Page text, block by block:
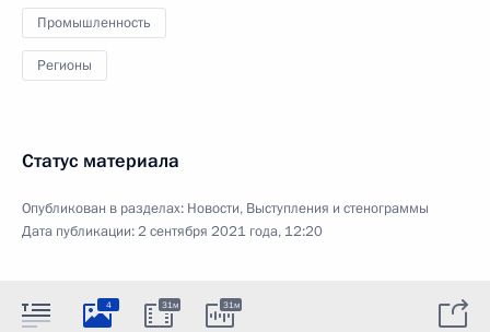
Промышленность
Регионы
Статус материала
Опубликован в разделах: Новости, Выступления и стенограммы
Дата публикации:2 сентября 2021 года, 12:20
4 31м 31м